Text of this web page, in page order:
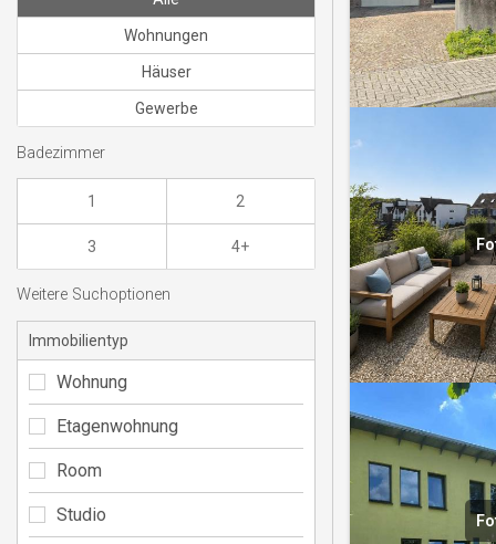
Wohnungen
Häuser
Gewerbe
Badezimmer
1 2
3 4+
Weitere Suchoptionen
Immobilientyp
Wohnung
Etagenwohnung
Room
Studio